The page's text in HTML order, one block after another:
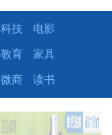
科技 电影
教育 家具
微商 读书